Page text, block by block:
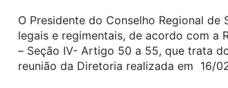
O Presidente do Conselho Regional de
legais e regimentais, de acordo com a
– Seção IV- Artigo 50 a 55, que trata
reunião da Diretoria realizada em 16/